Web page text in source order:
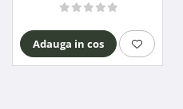
Adauga in cos